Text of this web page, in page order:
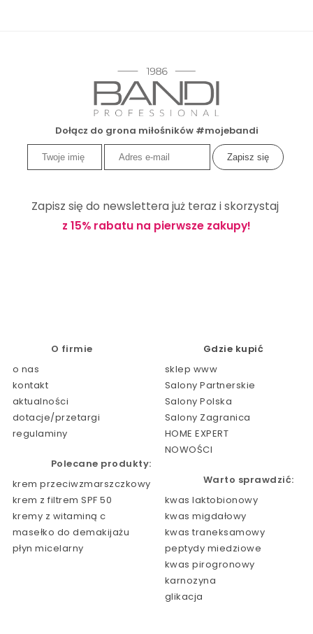
Dołącz do grona miłośników #mojebandi
Zapisz się do newslettera już teraz i skorzystaj
z 15% rabatu na pierwsze zakupy!
O firmie
o nas
kontakt
aktualności
dotacje/przetargi
regulaminy
Polecane produkty:
krem przeciwzmarszczkowy
krem z filtrem SPF 50
kremy z witaminą c
masełko do demakijażu
płyn micelarny
Gdzie kupić
sklep www
Salony Partnerskie
Salony Polska
Salony Zagranica
HOME EXPERT
NOWOŚCI
Warto sprawdzić:
kwas laktobionowy
kwas migdałowy
kwas traneksamowy
peptydy miedziowe
kwas pirogronowy
karnozyna
glikacja